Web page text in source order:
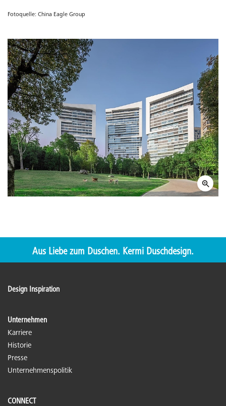
Fotoquelle: China Eagle Group
Aus Liebe zum Duschen. Kermi Duschdesign.
Design Inspiration
Unternehmen
Karriere
Historie
Presse
Unternehmenspolitik
CONNECT